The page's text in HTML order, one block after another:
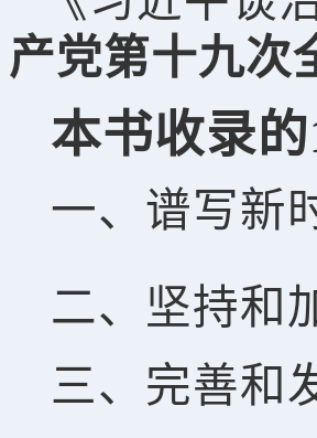
产党第十九次
本书收录
一、谱写新
二、坚持和
三、完善和